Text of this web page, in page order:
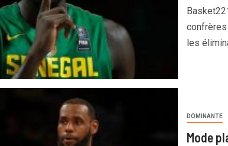
les
DOMINANTE
Mode